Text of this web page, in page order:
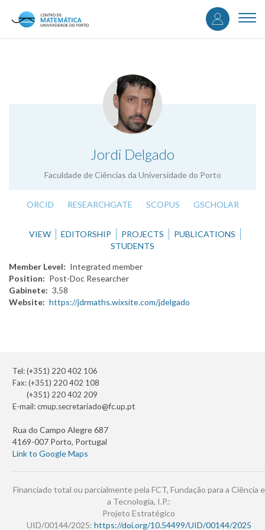
content
User
Jordi Delgado
Faculdade de Ciências da Universidade do Porto
.
ORCID RESEARCHGATE SCOPUS GSCHOLAR
VIEW EDITORSHIP PROJECTS
PUBLICATIONS
STUDENTS
Member Level
Integrated member
Position
Post-Doc Researcher
Gabinete
3.58
Website
https://jdrmaths.wixsite.com/jdelgado
Tel: (+351) 220 402 106
Fax: (+351) 220 402 108
(+351) 220 402 209
E-mail:cmup.secretariado@fc.up.pt
Rua do Campo Alegre 687
4169-007 Porto, Portugal
Link to Google Maps
Financiado total ou parcialmente pela FCT, Fundação para a Ciência e
a Tecnologia, I.P.:
Projeto Estratégico
UID/00144/2025: https://doi.org/10.54499/UID/00144/2025